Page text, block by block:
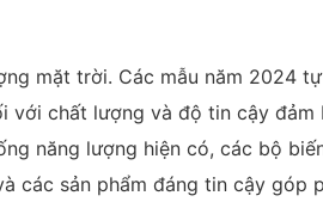
mặt trời. Các mẫu năm 2024
với chất lượng và độ tin cậy
năng lượng hiện có, các bộ
các sản phẩm đáng tin cậy góp